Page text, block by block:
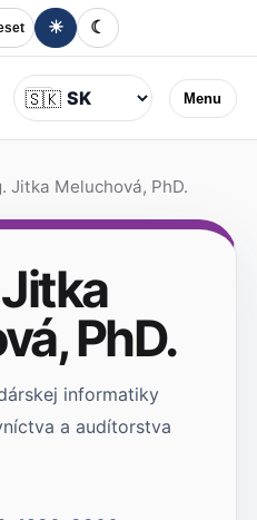
☀ ☾
Menu
Jazyk
🇸🇰
Jitka Meluchová, PhD.
PhD.
informatiky
a audítorstva